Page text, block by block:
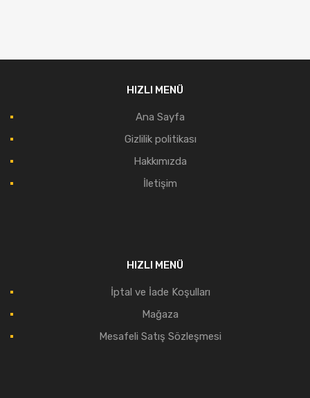
HIZLI MENÜ
Ana Sayfa
Gizlilik politikası
Hakkımızda
İletişim
HIZLI MENÜ
İptal ve İade Koşulları
Mağaza
Mesafeli Satış Sözleşmesi